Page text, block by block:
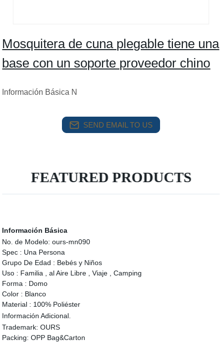
Mosquitera de cuna plegable tiene una
base con un soporte proveedor chino
Información Básica N
SEND EMAIL TO US
FEATURED PRODUCTS
Información Básica
No. de Modelo: ours-mn090
Spec : Una Persona
Grupo De Edad : Bebés y Niños
Uso : Familia , al Aire Libre , Viaje , Camping
Forma : Domo
Color : Blanco
Material : 100% Poliéster
Información Adicional.
Trademark: OURS
Packing: OPP Bag&Carton